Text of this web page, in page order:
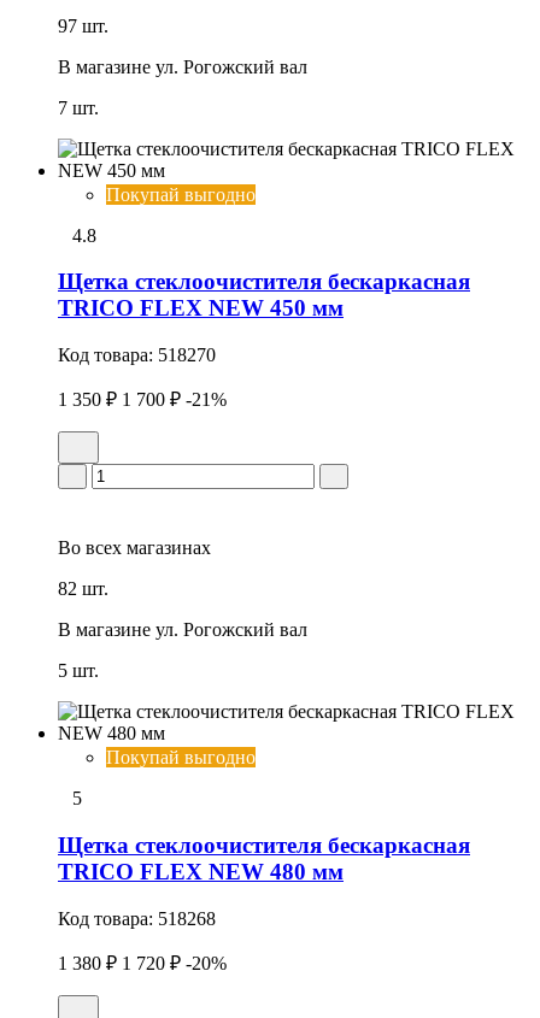
97 шт.
В магазине ул. Рогожский вал
7 шт.
Покупай выгодно
4.8
Щетка стеклоочистителя бескаркасная
TRICO FLEX NEW 450 мм
Код товара: 518270
1 350 ₽ 1 700 ₽ -21%
Во всех магазинах
82 шт.
В магазине ул. Рогожский вал
5 шт.
Покупай выгодно
5
Щетка стеклоочистителя бескаркасная
TRICO FLEX NEW 480 мм
Код товара: 518268
1 380 ₽ 1 720 ₽ -20%